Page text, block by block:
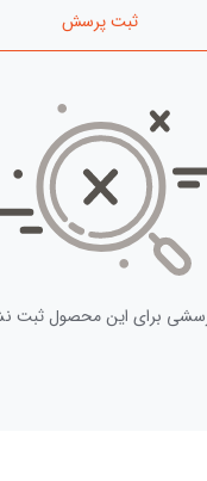
ثبت پرسش
برای این محصول ثبت